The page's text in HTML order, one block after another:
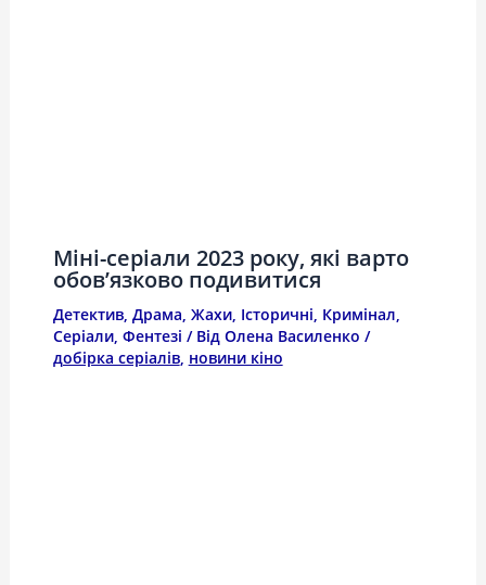
Міні-серіали 2023 року, які варто
обов’язково подивитися
Детектив, Драма, Жахи, Історичні, Кримінал,
Серіали, Фентезі / Від Олена Василенко /
добірка серіалів, новини кіно